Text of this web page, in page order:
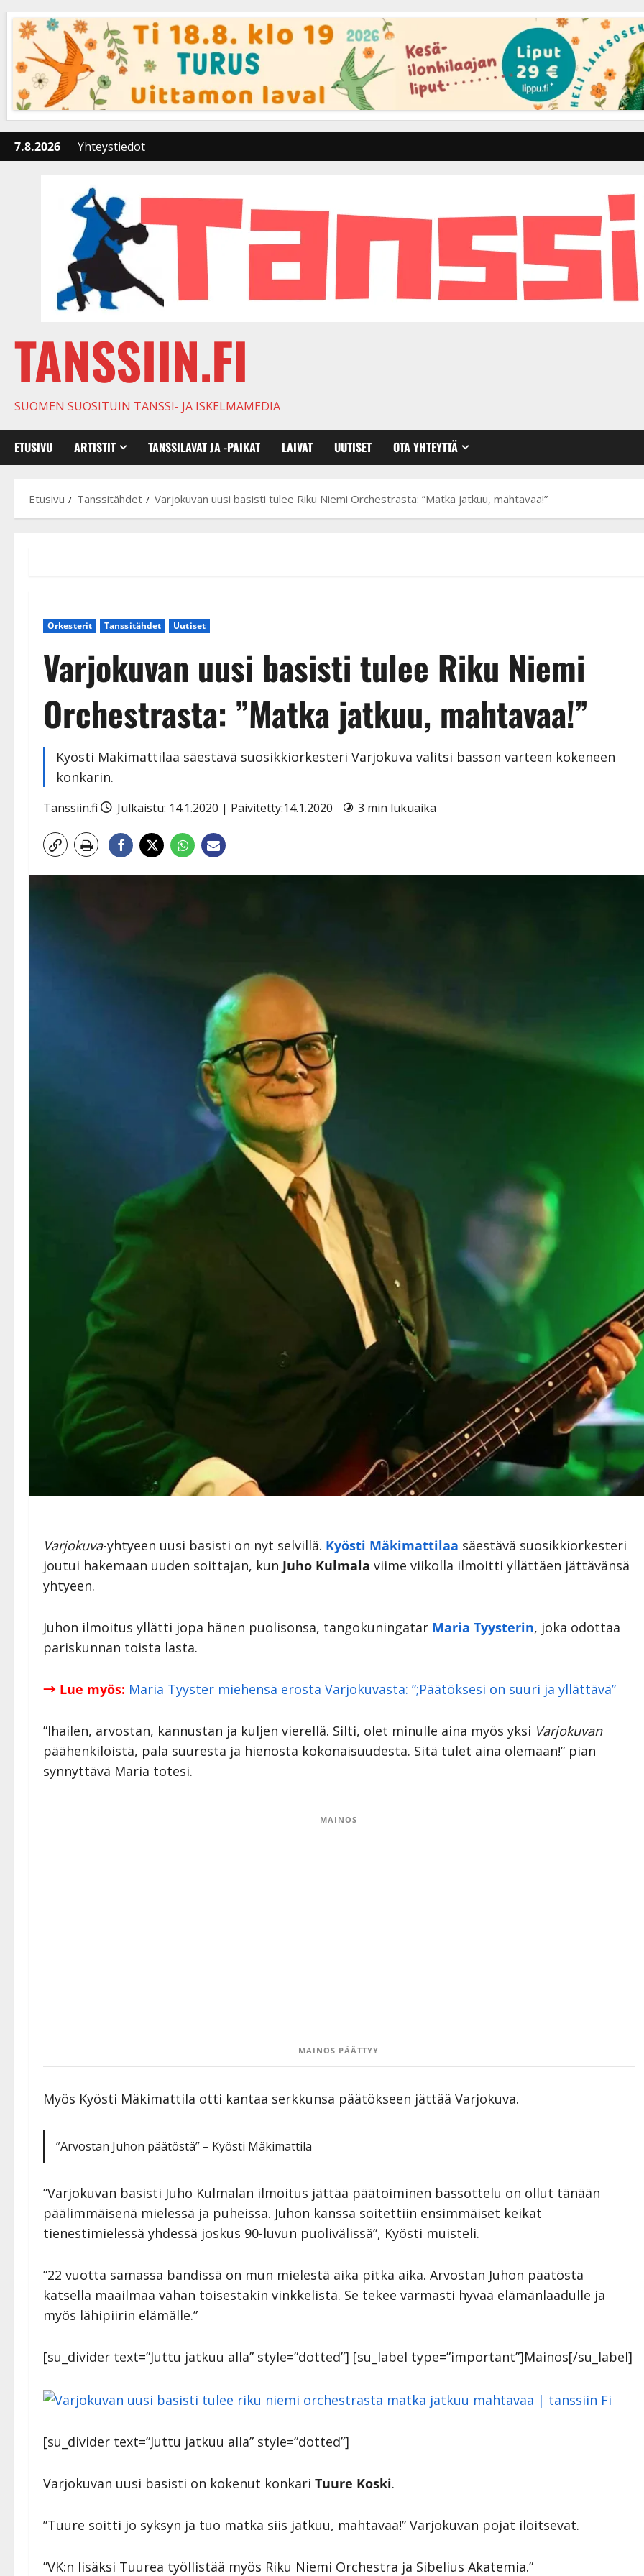
content
7.8.2026 Yhteystiedot
TANSSIIN.FI
SUOMEN SUOSITUIN TANSSI- JA ISKELMÄMEDIA
ETUSIVU ARTISTIT TANSSILAVAT JA -PAIKAT LAIVAT UUTISET OTA YHTEYTTÄ
Etusivu Tanssitähdet Varjokuvan uusi basisti tulee Riku Niemi Orchestrasta: ”Matka jatkuu, mahtavaa!”
Orkesterit Tanssitähdet Uutiset
Varjokuvan uusi basisti tulee Riku Niemi
Orchestrasta: ”Matka jatkuu, mahtavaa!”
Kyösti Mäkimattilaa säestävä suosikkiorkesteri Varjokuva valitsi basson varteen kokeneen
konkarin.
Tanssiin.fi Julkaistu: 14.1.2020 | Päivitetty:14.1.2020 3 min lukuaika
Varjokuva-yhtyeen uusi basisti on nyt selvillä. Kyösti Mäkimattilaa säestävä suosikkiorkesteri
joutui hakemaan uuden soittajan, kun Juho Kulmala viime viikolla ilmoitti yllättäen jättävänsä
yhtyeen.
Juhon ilmoitus yllätti jopa hänen puolisonsa, tangokuningatar Maria Tyysterin, joka odottaa
pariskunnan toista lasta.
→ Lue myös: Maria Tyyster miehensä erosta Varjokuvasta: ”;Päätöksesi on suuri ja yllättävä”
”Ihailen, arvostan, kannustan ja kuljen vierellä. Silti, olet minulle aina myös yksi Varjokuvan
päähenkilöistä, pala suuresta ja hienosta kokonaisuudesta. Sitä tulet aina olemaan!” pian
synnyttävä Maria totesi.
MAINOS
MAINOS PÄÄTTYY
Myös Kyösti Mäkimattila otti kantaa serkkunsa päätökseen jättää Varjokuva.
”Arvostan Juhon päätöstä” – Kyösti Mäkimattila
”Varjokuvan basisti Juho Kulmalan ilmoitus jättää päätoiminen bassottelu on ollut tänään
päälimmäisenä mielessä ja puheissa. Juhon kanssa soitettiin ensimmäiset keikat
tienestimielessä yhdessä joskus 90-luvun puolivälissä”, Kyösti muisteli.
”22 vuotta samassa bändissä on mun mielestä aika pitkä aika. Arvostan Juhon päätöstä
katsella maailmaa vähän toisestakin vinkkelistä. Se tekee varmasti hyvää elämänlaadulle ja
myös lähipiirin elämälle.”
[su_divider text=”Juttu jatkuu alla” style=”dotted”] [su_label type=”important”]Mainos[/su_label]
[su_divider text=”Juttu jatkuu alla” style=”dotted”]
Varjokuvan uusi basisti on kokenut konkari Tuure Koski.
”Tuure soitti jo syksyn ja tuo matka siis jatkuu, mahtavaa!” Varjokuvan pojat iloitsevat.
”VK:n lisäksi Tuurea työllistää myös Riku Niemi Orchestra ja Sibelius Akatemia.”